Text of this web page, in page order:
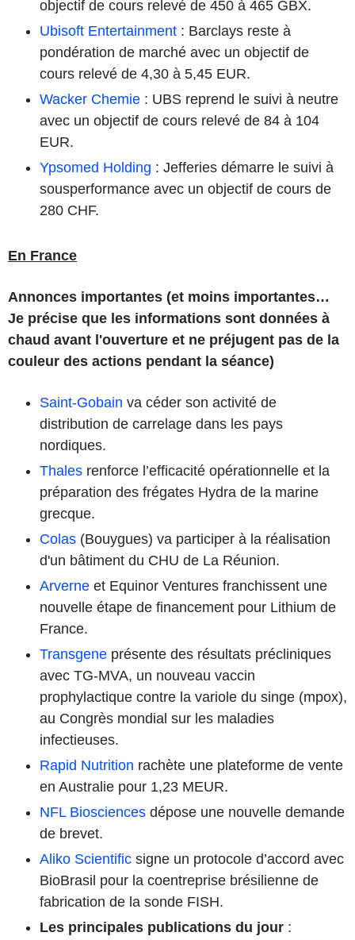
objectif de cours relevé de 450 à 465 GBX.
Ubisoft Entertainment : Barclays reste à
pondération de marché avec un objectif de
cours relevé de 4,30 à 5,45 EUR.
Wacker Chemie : UBS reprend le suivi à neutre
avec un objectif de cours relevé de 84 à 104
EUR.
Ypsomed Holding : Jefferies démarre le suivi à
sousperformance avec un objectif de cours de
280 CHF.
En France
Annonces importantes (et moins importantes…
Je précise que les informations sont données à
chaud avant l'ouverture et ne préjugent pas de la
couleur des actions pendant la séance)
Saint-Gobain va céder son activité de
distribution de carrelage dans les pays
nordiques.
Thales renforce l’efficacité opérationnelle et la
préparation des frégates Hydra de la marine
grecque.
Colas (Bouygues) va participer à la réalisation
d'un bâtiment du CHU de La Réunion.
Arverne et Equinor Ventures franchissent une
nouvelle étape de financement pour Lithium de
France.
Transgene présente des résultats précliniques
avec TG-MVA, un nouveau vaccin
prophylactique contre la variole du singe (mpox),
au Congrès mondial sur les maladies
infectieuses.
Rapid Nutrition rachète une plateforme de vente
en Australie pour 1,23 MEUR.
NFL Biosciences dépose une nouvelle demande
de brevet.
Aliko Scientific signe un protocole d’accord avec
BioBrasil pour la coentreprise brésilienne de
fabrication de la sonde FISH.
Les principales publications du jour :